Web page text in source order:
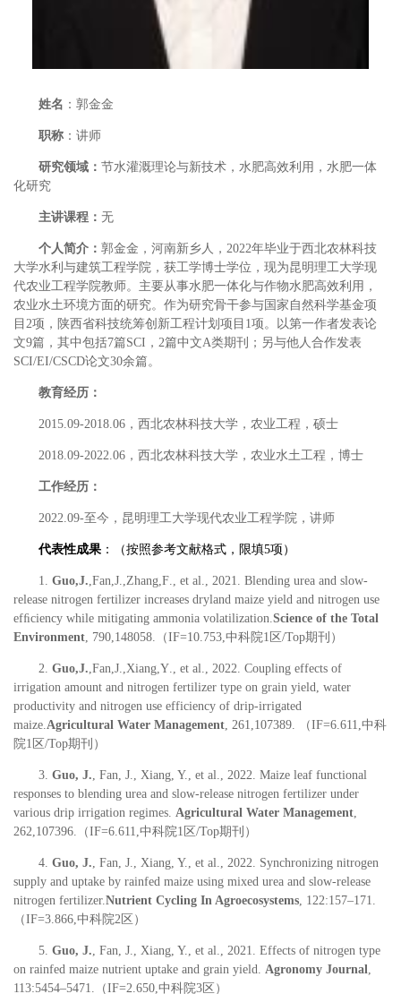
姓名 ： 郭金金
职称 ：讲师
研究领域： 节水灌溉理论与新技术， 水肥高效利用，水肥一体
化研究
主讲课程： 无
个人简介： 郭金金 ， 河南新乡人， 2022年毕业于西北农林科技
大学水利与建筑工程学院，获工学博士学位，现为昆明理工大学现
代农业工程学院教师。主要从事水肥一体化与作物水肥高效利用，
农业水土环境方面的研究。作为研究骨干参与国家自然科学基金项
目 2项，陕西省科技统筹创新工程计划项目 1 项。以第一作者发表论
文9篇，其中包括7篇SCI ， 2篇中文A类期刊
；另与他人合作发表
SCI/EI/CSCD论文30余篇。
教育经历：
201 5 .09-201 8 .06 ，西北农林科技大学，农业工程，硕士
201 8 .09-2022 .06 ，西北农林科技大学，农业水土工程，博士
工作经历：
2022 .09-至今 ， 昆明理工大学现代农业工程学院 ， 讲师
代表性成果 ：（按照参考文献格式，限填5项）
1. Guo,J. Fan J Zhang, F ., et al., 2021
. Blending urea and slow-
release nitrogen fertilizer increases dryland maize yield and nitrogen use
efﬁciency while mitigating ammonia volatilization. Science of the Total
Environment , 790 148058. （IF=10.753 中科院1 区/Top期刊）
2. Guo,J. Fan J Xiang, Y ., et al., 2022 . Coupling effects of
irrigation amount and nitrogen fertilizer type on grain yield, water
productivity and nitrogen use efficiency of drip-irrigated
maize. Agricultural Water Management , 261 107389. （IF=6. 611 中科
院1 区/Top期刊）
3. Guo, J. , Fan, J., Xiang, Y., et al., 2022 . Maize leaf functional
responses to blending urea and slow-release nitrogen fertilizer under
various drip irrigation regimes. Agricultural Water Management
262 107396. （IF=6.611, 中科院1 区/Top期刊 ）
4. Guo, J. , Fan, J., Xiang, Y., et al., 2022 . Synchronizing nitrogen
supply and uptake by rainfed maize using mixed urea and slow‑release
nitrogen fertilizer. Nutrient Cycling In Agroecosystems , 122:157–171.
（IF=3.866 中科院2 区 ）
5. Guo, J. , Fan, J., Xiang, Y., et al., 2021
Effects of nitrogen type
on rainfed maize nutrient uptake and grain yield. Agronomy Journal
113:5454–5471.
（IF=2.650 中科院3 区 ）